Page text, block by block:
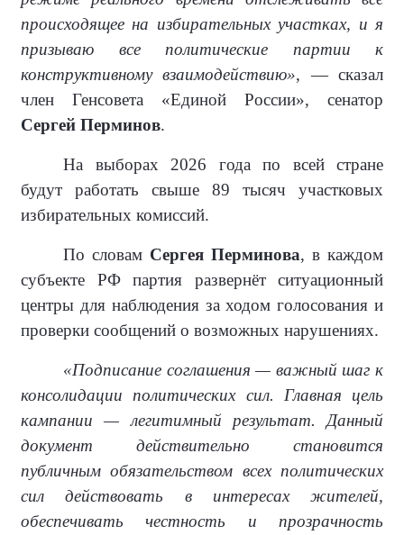
происходящее на избирательных участках, и я
призываю все политические партии к
конструктивному взаимодействию», — сказал
член Генсовета «Единой России», сенатор
Сергей Перминов.
На выборах 2026 года по всей стране
будут работать свыше 89 тысяч участковых
избирательных комиссий.
По словам Сергея Перминова, в каждом
субъекте РФ партия развернёт ситуационный
центры для наблюдения за ходом голосования и
проверки сообщений о возможных нарушениях.
«Подписание соглашения — важный шаг к
консолидации политических сил. Главная цель
кампании — легитимный результат. Данный
документ действительно становится
публичным обязательством всех политических
сил действовать в интересах жителей,
обеспечивать честность и прозрачность